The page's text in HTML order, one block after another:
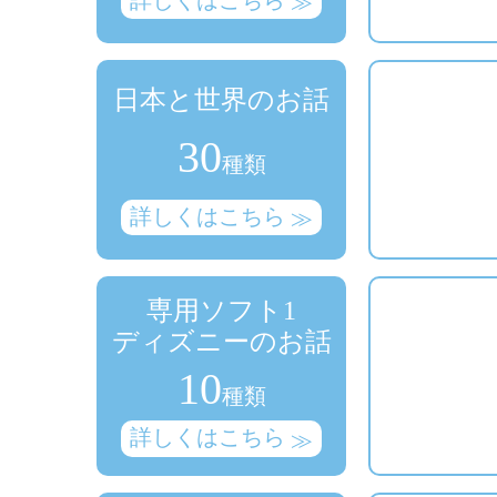
日本と世界のお話
30種類
詳しくはこちら
専用ソフト1
ディズニーのお話
10種類
詳しくはこちら